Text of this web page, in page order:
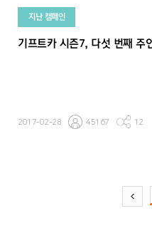
지난 캠페인
기프트카 시즌7, 다섯 번째 주
2017-02-28 45167 12